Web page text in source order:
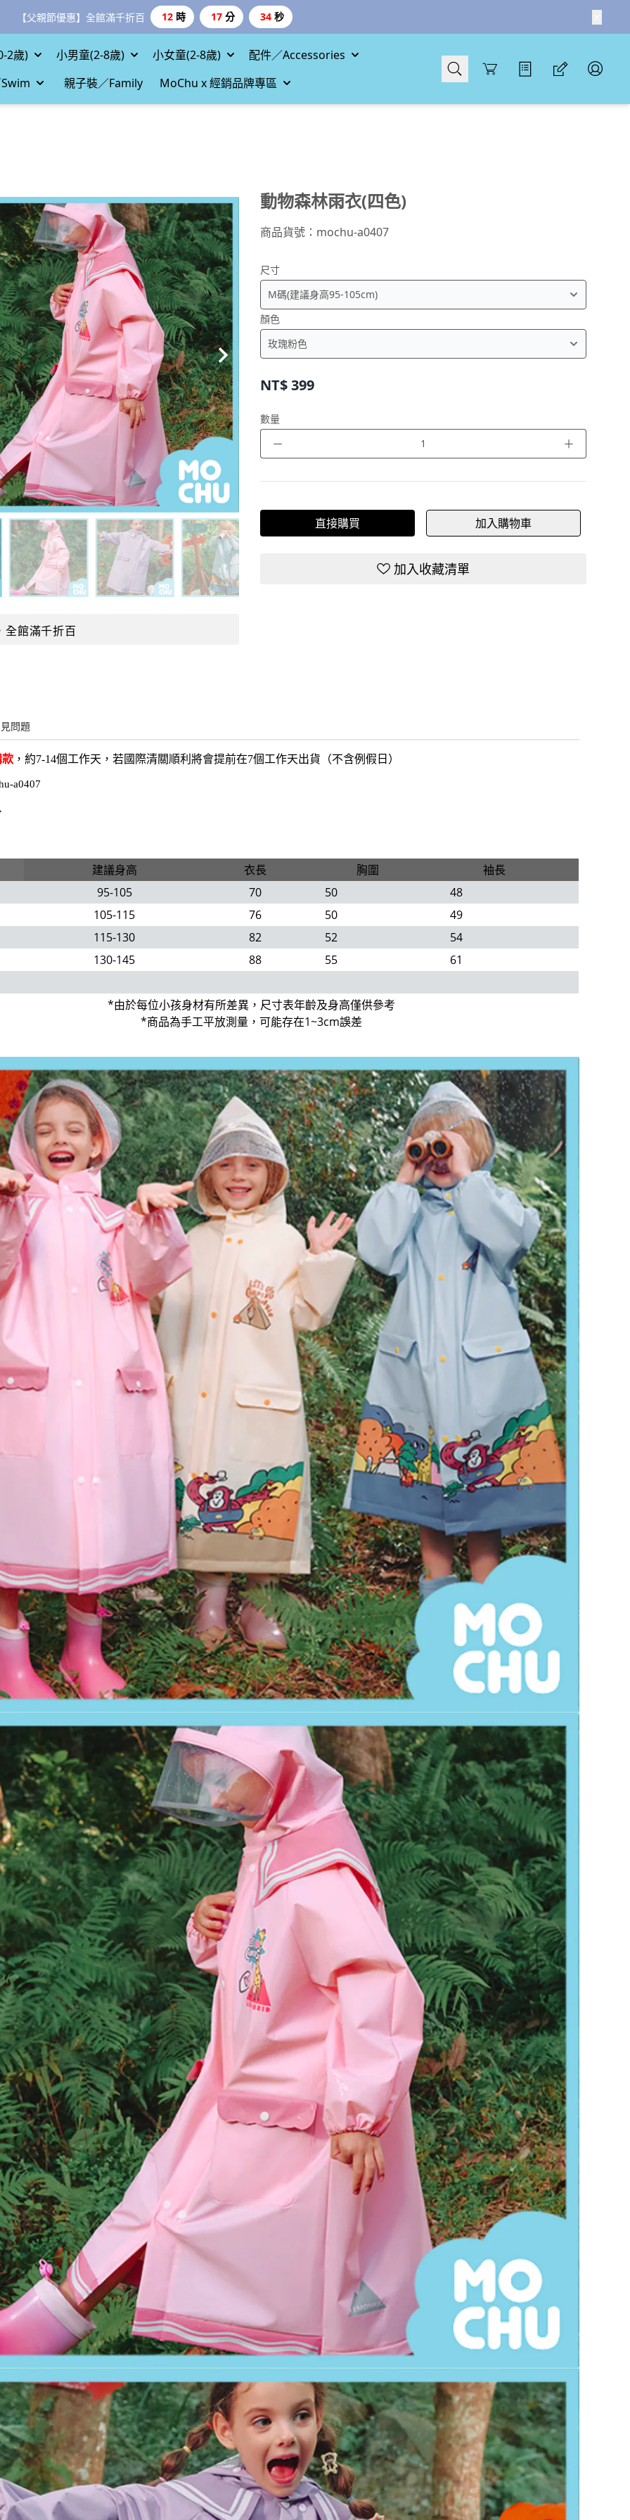
【父親節優惠】全館滿千折百 12 時 17 分 31 秒
2歲) 小男童(2-8歲) 小女童(2-8歲)
配件／Accessories
親子裝／Family MoChu x 經銷品牌專區
Cart
全館滿千折百
動物森林雨衣(四色)
商品貨號： mochu-a0407
尺寸
顏色
NT$399
數量
－ ＋
直接購買 加入購物車
加入收藏清單
問題
款 ，約7-14個工作天，若國際清關順利將會提前在7個工作天出貨（不含例假日）
a0407
建議身高 衣長 胸圍
袖長
95-105
70 50
48
105-115
76 50
49
115-130
82 52
54
130-145
88 55 61
*由於每位小孩身材有所差異，尺寸表年齡及身高僅供參考
*商品為手工平放測量，可能存在1~3cm誤差